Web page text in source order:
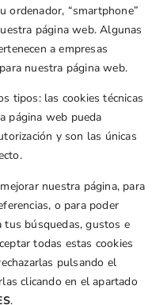
ordenador, “smartphone”
página web. Algunas
a empresas
nuestra página web.
tipos: las cookies técnicas
página web pueda
y son las únicas
nuestra página, para
o para poder
tus búsquedas, gustos e
todas estas cookies
pulsando el
clicando en el apartado
.
Dirección
Centre
Nº 5,